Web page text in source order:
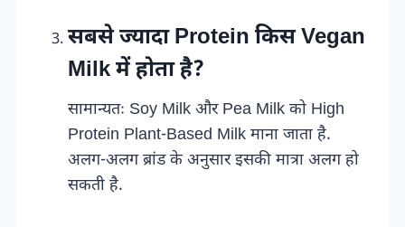
सबसे ज्यादा Protein किस Vegan
Milk में होता है?
सामान्यतः Soy Milk और Pea Milk को High
Protein Plant-Based Milk माना जाता है.
अलग-अलग ब्रांड के अनुसार इसकी मात्रा अलग हो
सकती है.